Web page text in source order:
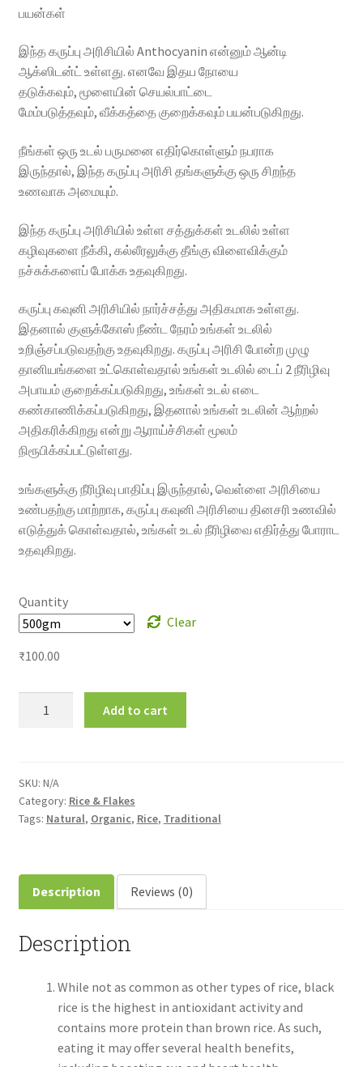
பயன்கள்
இந்த கருப்பு அரிசியில் Anthocyanin என்னும் ஆன்டி
ஆக்ஸிடன்ட் உள்ளது. எனவே இதய நோயை
தடுக்கவும், மூளையின் செயல்பாட்டை
மேம்படுத்தவும், வீக்கத்தை குறைக்கவும் பயன்படுகிறது.
நீங்கள் ஒரு உடல் பருமனை எதிர்கொள்ளும் நபராக
இருந்தால், இந்த கருப்பு அரிசி தங்களுக்கு ஒரு சிறந்த
உணவாக அமையும்.
இந்த கருப்பு அரிசியில் உள்ள சத்துக்கள் உடலில் உள்ள
கழிவுகளை நீக்கி, கல்லீரலுக்கு தீங்கு விளைவிக்கும்
நச்சுக்களைப் போக்க உதவுகிறது.
கருப்பு கவுனி அரிசியில் நார்ச்சத்து அதிகமாக உள்ளது.
இதனால் குளுக்கோஸ் நீண்ட நேரம் உங்கள் உடலில்
உறிஞ்சப்படுவதற்கு உதவுகிறது. கருப்பு அரிசி போன்ற முழு
தானியங்களை உட்கொள்வதால் உங்கள் உடலில் டைப் 2 நீரிழிவு
அபாயம் குறைக்கப்படுகிறது, உங்கள் உடல் எடை
கண்காணிக்கப்படுகிறது, இதனால் உங்கள் உடலின் ஆற்றல்
அதிகரிக்கிறது என்று ஆராய்ச்சிகள் மூலம்
நிரூபிக்கப்பட்டுள்ளது.
உங்களுக்கு நீரிழிவு பாதிப்பு இருந்தால், வெள்ளை அரிசியை
உண்பதற்கு மாற்றாக, கருப்பு கவுனி அரிசியை தினசரி உணவில்
எடுத்துக் கொள்வதால், உங்கள் உடல் நீரிழிவை எதிர்த்து போராட
உதவுகிறது.
Quantity
Clear
₹100.00
கருப்பு
கவுனி
புழுங்கல்
Add to cart
SKU: N/A
Category: Rice & Flakes
Tags: Natural, Organic, Rice, Traditional
Description Reviews (0)
Description
While not as common as other types of rice, black
rice is the highest in antioxidant activity and
contains more protein than brown rice. As such,
eating it may offer several health benefits,